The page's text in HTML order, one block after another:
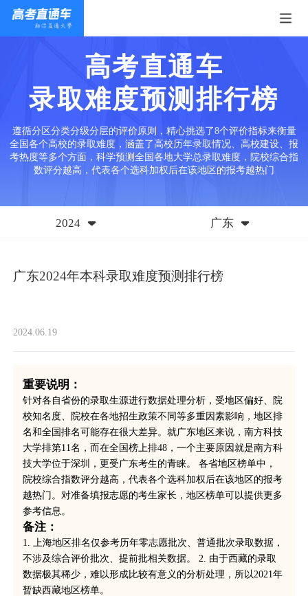
高考直通车
录取难度预测排行榜
遵循分区分类分级分层的评价原则，精心挑选了8个评价指标来衡量
全国各个高校的录取难度，涵盖了高校历年录取情况、高校建设、报
考热度等多个方面，科学预测全国各地大学总录取难度，院校综合指
数评分越高，代表各个选科加权后在该地区的报考越热门
2024 广东
广东2024年本科录取难度预测排行榜
2024.06.19
重要说明：
针对各自省份的录取生源进行数据处理分析，受地区偏好、院
校知名度、院校在各地招生政策不同等多重因素影响，地区排
名和全国排名可能存在很大差异。就广东地区来说，南方科技
大学排第11名，而在全国榜上排48，一个主要原因就是南方科
技大学位于深圳，更受广东考生的青睐。 各省地区榜单中，
院校综合指数评分越高，代表各个选科加权后在该地区的报考
越热门。对准备填报志愿的考生家长，地区榜单可以提供更多
参考信息。
备注：
1. 上海地区排名仅参考历年零志愿批次、普通批次录取数据，
不涉及综合评价批次、提前批相关数据。 2. 由于西藏的录取
数据极其稀少，难以形成比较有意义的分析处理，所以2021年
暂缺西藏地区榜单。